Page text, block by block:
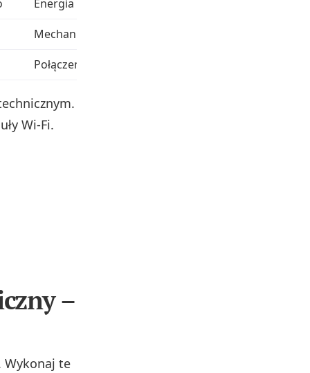
Energia
Mechanika
Połączenia, sygnalizacja
Wi‑Fi.
–
Wykonaj te